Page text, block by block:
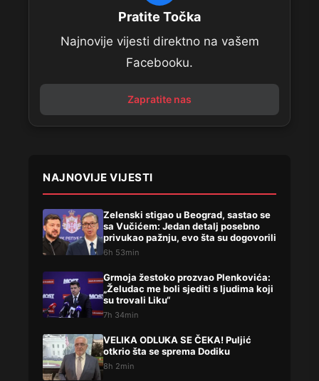
Pratite Točka
Najnovije vijesti direktno na vašem
Facebooku.
Zapratite nas
NAJNOVIJE VIJESTI
Zelenski stigao u Beograd, sastao se
sa Vučićem: Jedan detalj posebno
privukao pažnju, evo šta su dogovorili
6h 53min
Grmoja žestoko prozvao Plenkovića:
„Želudac me boli sjediti s ljudima koji
su trovali Liku“
7h 34min
VELIKA ODLUKA SE ČEKA! Puljić
otkrio šta se sprema Dodiku
8h 2min